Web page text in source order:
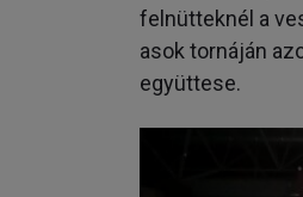
felnütteknél a
asok tornáján
együttese.